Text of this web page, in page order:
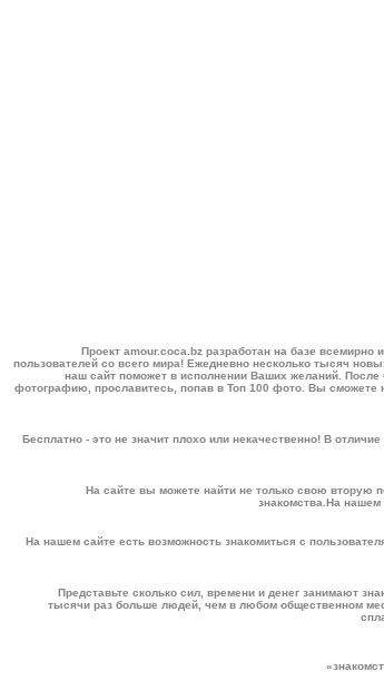
Проект amour.coca.bz разработан на базе всемирно
пользователей со всего мира! Ежедневно несколько тысяч
наш сайт поможет в исполнении Ваших желаний. После
фотографию, прославитесь, попав в Топ 100 фото. Вы сможете
Бесплатно - это не значит плохо или некачественно! В
На сайте вы можете найти не только свою вторую
знакомства .На нашем
На нашем сайте есть возможность знакомиться с
Представьте сколько сил, времени и денег занимают
тысячи раз больше людей, чем в любом общественном